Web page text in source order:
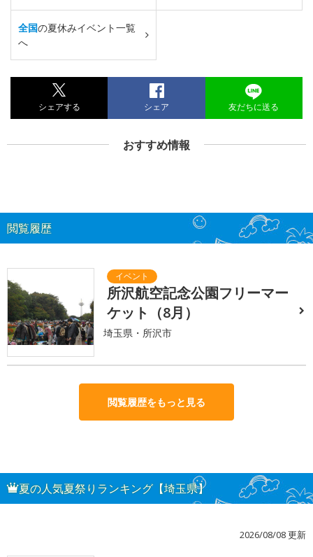
全国の夏休みイベント一覧
へ
シェアする シェア 友だちに送る
おすすめ情報
閲覧履歴
所沢航空記念公園フリーマー
ケット（8月）
埼玉県・所沢市
閲覧履歴をもっと見る
夏の人気夏祭りランキング【埼玉県】
2026/08/08 更新